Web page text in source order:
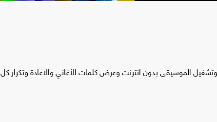
الموسيقى بدون انترنت وعرض كلمات الأغاني والاعادة وتكرار كل